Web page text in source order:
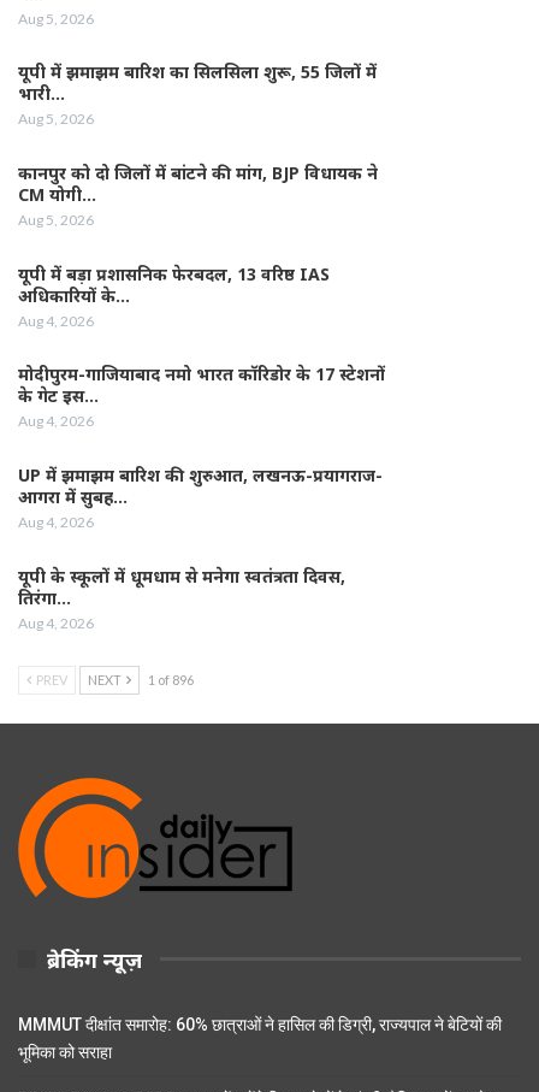
Aug 5, 2026
यूपी में झमाझम बारिश का सिलसिला शुरू, 55 जिलों में
भारी…
Aug 5, 2026
कानपुर को दो जिलों में बांटने की मांग, BJP विधायक ने
CM योगी…
Aug 5, 2026
यूपी में बड़ा प्रशासनिक फेरबदल, 13 वरिष्ठ IAS
अधिकारियों के…
Aug 4, 2026
मोदीपुरम-गाजियाबाद नमो भारत कॉरिडोर के 17 स्टेशनों
के गेट इस…
Aug 4, 2026
UP में झमाझम बारिश की शुरुआत, लखनऊ-प्रयागराज-
आगरा में सुबह…
Aug 4, 2026
यूपी के स्कूलों में धूमधाम से मनेगा स्वतंत्रता दिवस,
तिरंगा…
Aug 4, 2026
PREV NEXT 1 of 896
ब्रेकिंग न्यूज़
MMMUT दीक्षांत समारोह: 60% छात्राओं ने हासिल की डिग्री, राज्यपाल ने बेटियों की
भूमिका को सराहा